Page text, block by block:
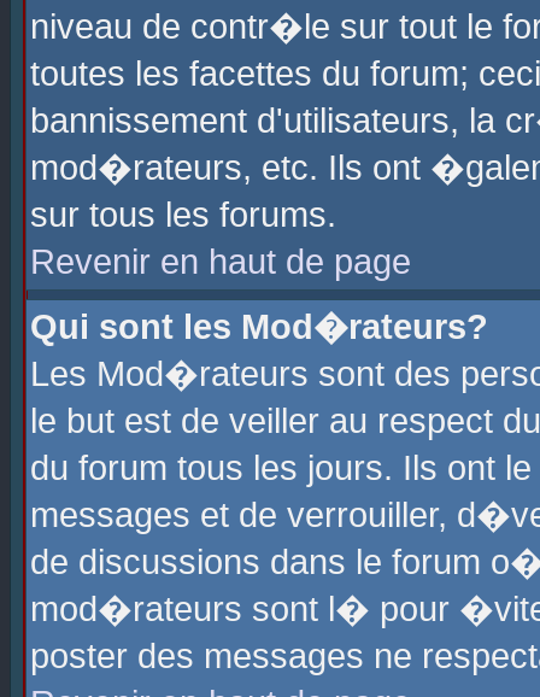
niveau de contr�le sur tout le
toutes les facettes du forum;
bannissement d'utilisateurs, la
mod�rateurs, etc. Ils ont
sur tous les forums.
Revenir en haut de page
Qui sont les Mod�rateurs?
Les Mod�rateurs sont des
le but est de veiller au respect
du forum tous les jours. Ils ont
messages et de verrouiller,
de discussions dans le forum
mod�rateurs sont l� pour
poster des messages ne